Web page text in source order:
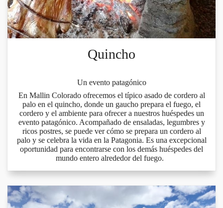
Quincho
Un evento patagónico
En Mallin Colorado ofrecemos el típico asado de cordero al
palo en el quincho, donde un gaucho prepara el fuego, el
cordero y el ambiente para ofrecer a nuestros huéspedes un
evento patagónico. Acompañado de ensaladas, legumbres y
ricos postres, se puede ver cómo se prepara un cordero al
palo y se celebra la vida en la Patagonia. Es una excepcional
oportunidad para encontrarse con los demás huéspedes del
mundo entero alrededor del fuego.